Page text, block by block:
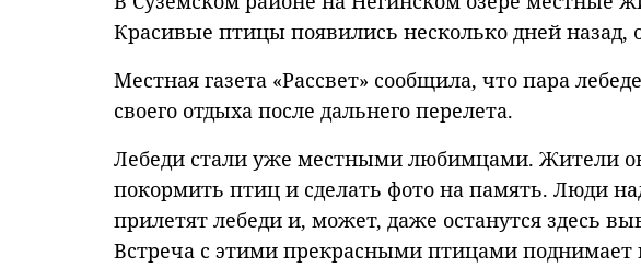
Красивые птицы появились несколько дней назад,
Местная газета «Рассвет» сообщила, что пара
своего отдыха после дальнего перелета.
Лебеди стали уже местными любимцами. Жители
покормить птиц и сделать фото на память. Люди
прилетят лебеди и, может, даже останутся здесь
Встреча с этими прекрасными птицами поднимает